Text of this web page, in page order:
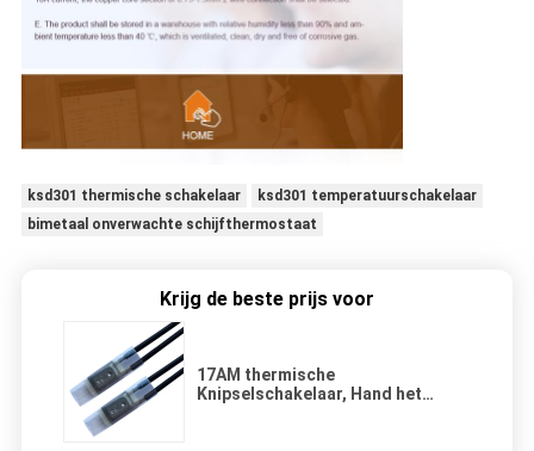
ksd301 thermische schakelaar
ksd301 temperatuurschakelaar
bimetaal onverwachte schijfthermostaat
Krijg de beste prijs voor
17AM thermische
Knipselschakelaar, Hand het